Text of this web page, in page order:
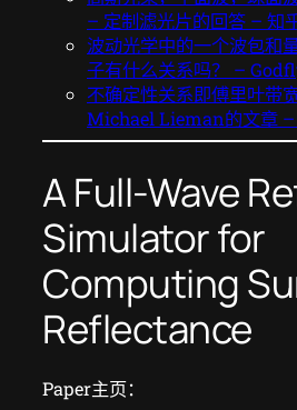
– 定制滤光片的回答 – 知
波动光学中的一个波包和
子有什么关系吗？ –
不确定性关系即傅里叶带
Michael Lieman的文章 –
A Full-Wave
Simulator for
Computing
Reflectance
Paper主页：